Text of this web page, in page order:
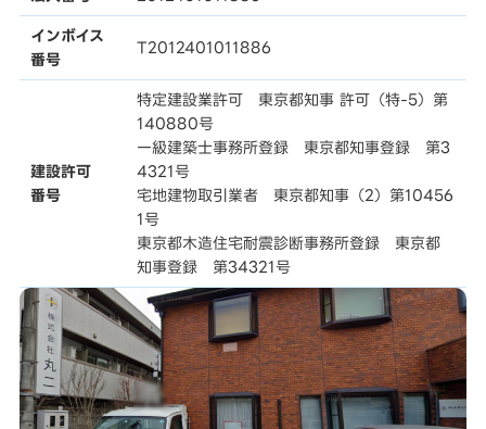
インボイス
番号
T2012401011886
建設許可
番号
特定建設業許可 東京都知事 許可（特-5）第
140880号
一級建築士事務所登録 東京都知事登録 第3
4321号
宅地建物取引業者 東京都知事（2）第10456
1号
東京都木造住宅耐震診断事務所登録 東京都
知事登録 第34321号